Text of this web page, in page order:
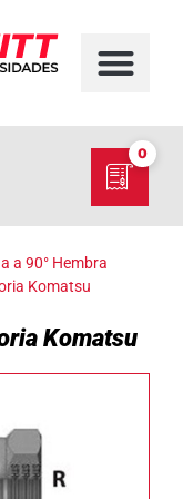
0
a 90° Hembra
Komatsu
Komatsu